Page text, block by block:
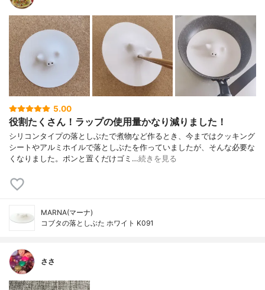
5.00
役割たくさん！ラップの使用量かなり減りました！
シリコンタイプの落としぶたで煮物など作るとき、今まではクッキング
シートやアルミホイルで落としぶたを作っていましたが、そんな必要な
くなりました。ポンと置くだけゴミ…続きを見る
MARNA(マーナ)
コブタの落としぶた ホワイト K091
ささ